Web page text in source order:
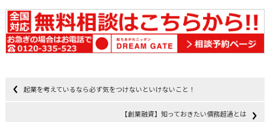
起業を考えているなら必ず気をつけないといけないこと！
【創業融資】知っておきたい債務超過とは